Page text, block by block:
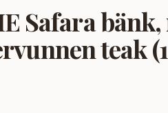
Safara
teak